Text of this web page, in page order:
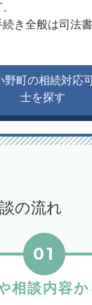
き全般は司法
野町の相続対応
士を探す
の流れ
相談内容か
01